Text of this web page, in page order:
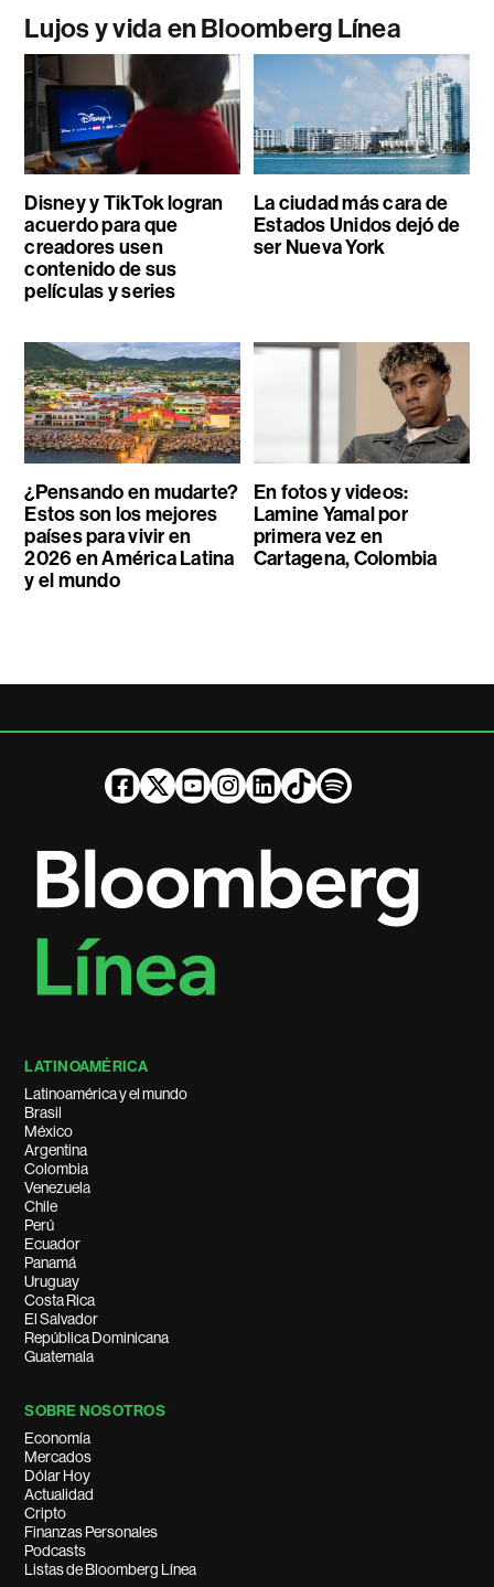
Lujos y vida en Bloomberg Línea
Disney y TikTok logran
acuerdo para que
creadores usen
contenido de sus
películas y series
La ciudad más cara de
Estados Unidos dejó de
ser Nueva York
¿Pensando en mudarte?
Estos son los mejores
países para vivir en
2026 en América Latina
y el mundo
En fotos y videos:
Lamine Yamal por
primera vez en
Cartagena, Colombia
LATINOAMÉRICA
Latinoamérica y el mundo
Brasil
México
Argentina
Colombia
Venezuela
Chile
Perú
Ecuador
Panamá
Uruguay
Costa Rica
El Salvador
República Dominicana
Guatemala
SOBRE NOSOTROS
Economía
Mercados
Dólar Hoy
Actualidad
Cripto
Finanzas Personales
Podcasts
Listas de Bloomberg Línea